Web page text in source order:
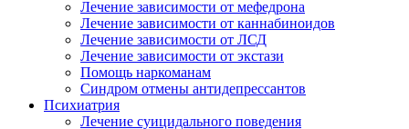
Лечение зависимости от мефедрона
Лечение зависимости от каннабиноидов
Лечение зависимости от ЛСД
Лечение зависимости от экстази
Помощь наркоманам
Синдром отмены антидепрессантов
Психиатрия
Лечение суицидального поведения